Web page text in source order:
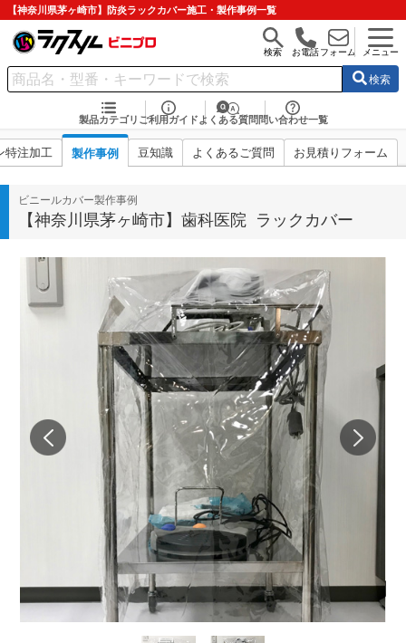
【神奈川県茅ヶ崎市】防炎ラックカバー施工・製作事例一覧
検索 お電話フォーム メニュー
検索
製品カテゴリ ご利用ガイド よくある質問 問い合わせ一覧
特注加工 製作事例 豆知識 よくあるご質問 お見積りフォーム
ビニールカバー製作事例
【神奈川県茅ヶ崎市】歯科医院 ラックカバー